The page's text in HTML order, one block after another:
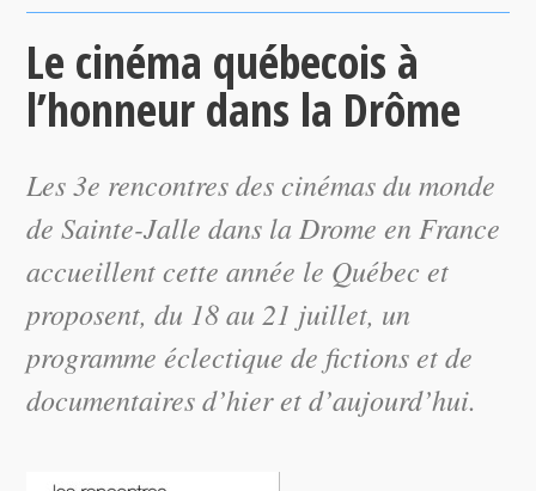
Le cinéma québecois à
l’honneur dans la Drôme
Les 3e rencontres des cinémas du monde
de Sainte-Jalle dans la Drome en France
accueillent cette année le Québec et
proposent, du 18 au 21 juillet, un
programme éclectique de fictions et de
documentaires d’hier et d’aujourd’hui.